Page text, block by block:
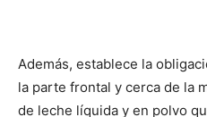
Además, establece la
la parte frontal y cerca de la
de leche líquida y en polvo